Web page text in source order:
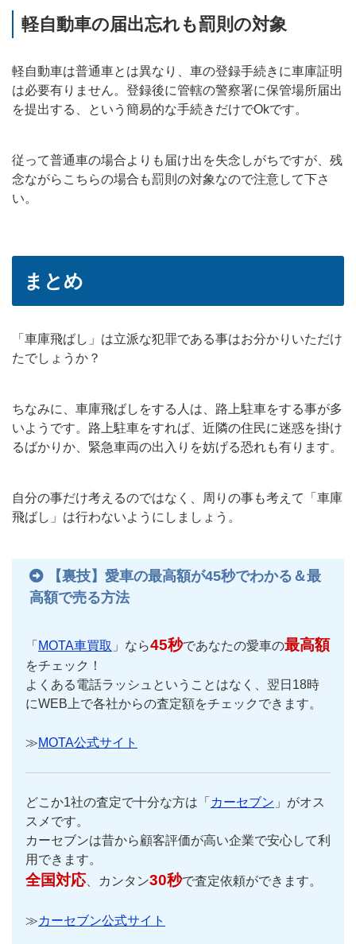
軽自動車の届出忘れも罰則の対象
軽自動車は普通車とは異なり、車の登録手続きに車庫証明
は必要有りません。登録後に管轄の警察署に保管場所届出
を提出する、という簡易的な手続きだけでOkです。
従って普通車の場合よりも届け出を失念しがちですが、残
念ながらこちらの場合も罰則の対象なので注意して下さ
い。
まとめ
「車庫飛ばし」は立派な犯罪である事はお分かりいただけ
たでしょうか？
ちなみに、車庫飛ばしをする人は、路上駐車をする事が多
いようです。路上駐車をすれば、近隣の住民に迷惑を掛け
るばかりか、緊急車両の出入りを妨げる恐れも有ります。
自分の事だけ考えるのではなく、周りの事も考えて「車庫
飛ばし」は行わないようにしましょう。
【裏技】愛車の最高額が45秒でわかる＆最
高額で売る方法
「 MOTA車買取 」なら45秒であなたの愛車の最高額
をチェック！
よくある電話ラッシュということはなく、翌日18時
にWEB上で各社からの査定額をチェックできます。
≫MOTA公式サイト
どこか1社の査定で十分な方は「 カーセブン 」がオス
スメです。
カーセブンは昔から顧客評価が高い企業で安心して利
用できます。
全国対応、カンタン30秒で査定依頼ができます。
≫カーセブン公式サイト